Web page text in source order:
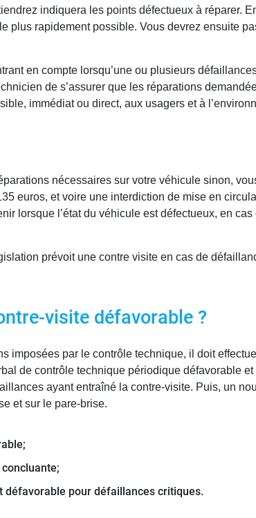
indiquera les points défectueux à réparer.
plus rapidement possible. Vous devrez ensuite
en compte lorsqu’une ou plusieurs
de s’assurer que les réparations
immédiat ou direct, aux usagers et à
nécessaires sur votre véhicule sinon,
euros, et voire une interdiction de mise en
lorsque l’état du véhicule est défectueux, en
prévoit une contre visite en cas de
visite défavorable ?
imposées par le contrôle technique, il doit
de contrôle technique périodique défavorable
ayant entraîné la contre-visite. Puis, un
et sur le pare-brise.
défavorable pour défaillances critiques.